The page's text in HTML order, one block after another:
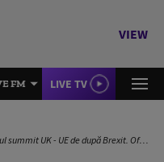
VIEW
FM LIVE TV
- UE de după Brexit. Oficialii de la Bruxelles și cei britanici au ajuns la un acord privind apărarea și securitatea